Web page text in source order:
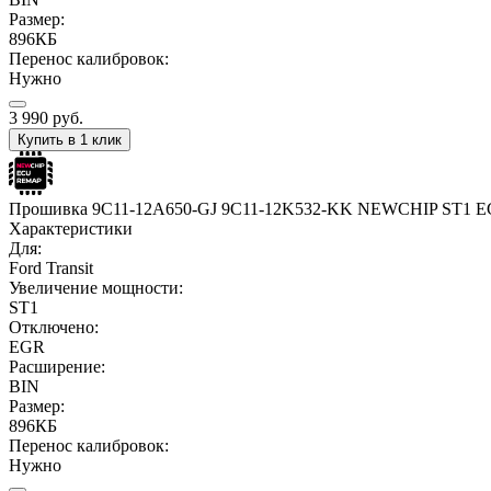
Размер:
896КБ
Перенос калибровок:
Нужно
3 990 руб.
Купить в 1 клик
Прошивка 9C11-12A650-GJ 9C11-12K532-KK NEWCHIP ST1
Характеристики
Для:
Ford Transit
Увеличение мощности:
ST1
Отключено:
EGR
Расширение:
BIN
Размер:
896КБ
Перенос калибровок:
Нужно